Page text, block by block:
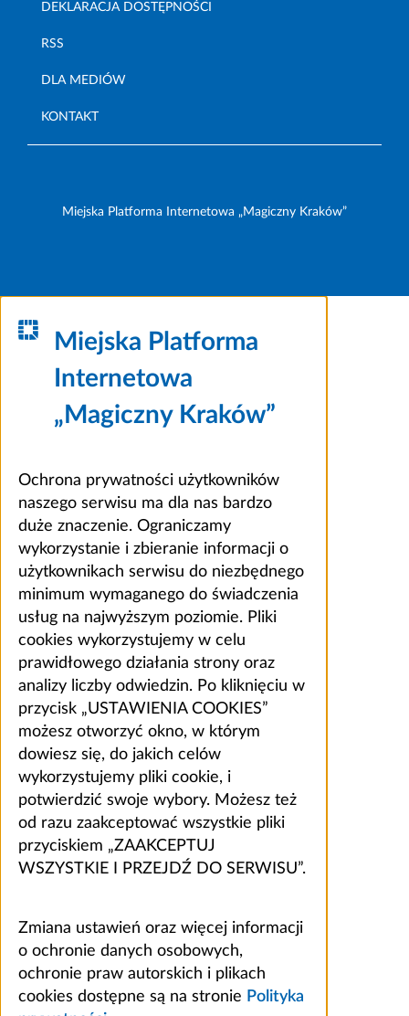
DEKLARACJA DOSTĘPNOŚCI
RSS
DLA MEDIÓW
KONTAKT
Miejska Platforma Internetowa „Magiczny Kraków”
Miejska Platforma
Internetowa
„Magiczny Kraków”
Ochrona prywatności użytkowników
naszego serwisu ma dla nas bardzo
duże znaczenie. Ograniczamy
wykorzystanie i zbieranie informacji o
użytkownikach serwisu do niezbędnego
minimum wymaganego do świadczenia
usług na najwyższym poziomie. Pliki
cookies wykorzystujemy w celu
prawidłowego działania strony oraz
analizy liczby odwiedzin. Po kliknięciu w
przycisk „USTAWIENIA COOKIES”
możesz otworzyć okno, w którym
dowiesz się, do jakich celów
wykorzystujemy pliki cookie, i
potwierdzić swoje wybory. Możesz też
od razu zaakceptować wszystkie pliki
przyciskiem „ZAAKCEPTUJ
WSZYSTKIE I PRZEJDŹ DO SERWISU”.
Zmiana ustawień oraz więcej informacji
o ochronie danych osobowych,
ochronie praw autorskich i plikach
cookies dostępne są na stronie Polityka